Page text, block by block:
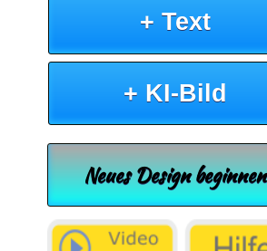
+ Text
+ KI-Bild
Neues Design beginnen